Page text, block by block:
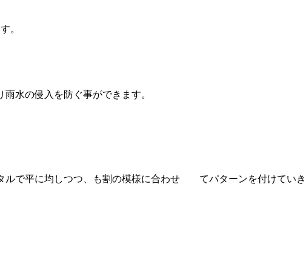
。
水の侵入を防ぐ事ができます。
ルで平に均しつつ、も割の模様に合わせ てパターンを付けてい